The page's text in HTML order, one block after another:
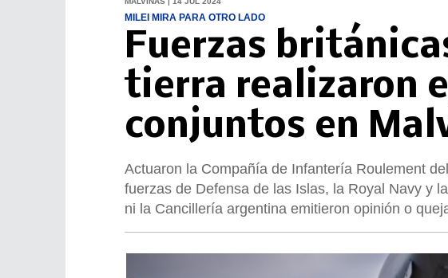
MILEI MIRA PARA OTRO LADO
Fuerzas
tierra realizaron
conjuntos en
Actuaron la Compañía de Infantería Roulement
fuerzas de Defensa de las Islas, la Royal Navy y
ni la Cancillería argentina emitieron opinión o